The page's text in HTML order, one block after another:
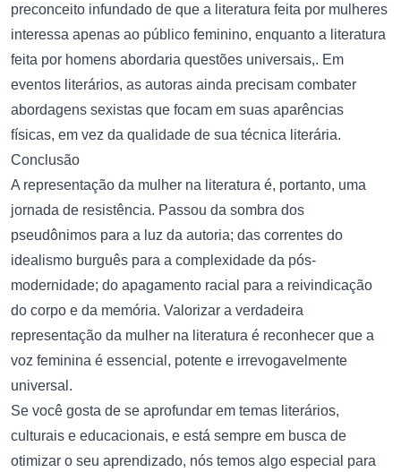
preconceito infundado de que a literatura feita por mulheres
interessa apenas ao público feminino, enquanto a literatura
feita por homens abordaria questões universais,. Em
eventos literários, as autoras ainda precisam combater
abordagens sexistas que focam em suas aparências
físicas, em vez da qualidade de sua técnica literária.
Conclusão
A representação da mulher na literatura é, portanto, uma
jornada de resistência. Passou da sombra dos
pseudônimos para a luz da autoria; das correntes do
idealismo burguês para a complexidade da pós-
modernidade; do apagamento racial para a reivindicação
do corpo e da memória. Valorizar a verdadeira
representação da mulher na literatura é reconhecer que a
voz feminina é essencial, potente e irrevogavelmente
universal.
Se você gosta de se aprofundar em temas literários,
culturais e educacionais, e está sempre em busca de
otimizar o seu aprendizado, nós temos algo especial para